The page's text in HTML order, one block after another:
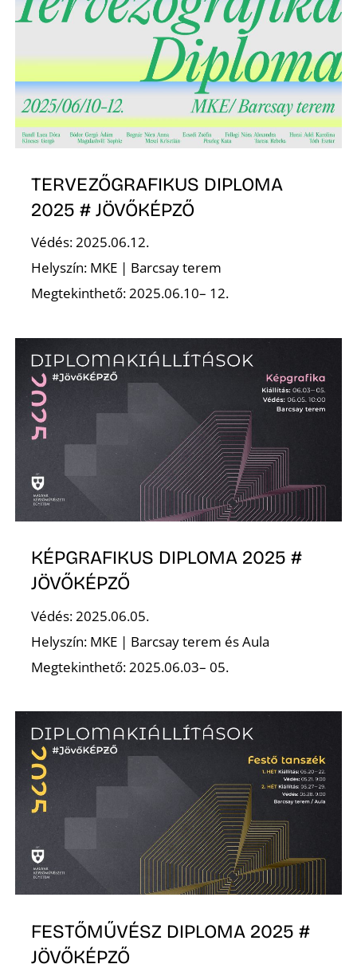
TERVEZŐGRAFIKUS DIPLOMA
2025 # JÖVŐKÉPZŐ
Védés: 2025.06.12.
Helyszín: MKE | Barcsay terem
Megtekinthető: 2025.06.10– 12.
KÉPGRAFIKUS DIPLOMA 2025 #
JÖVŐKÉPZŐ
Védés: 2025.06.05.
Helyszín: MKE | Barcsay terem és Aula
Megtekinthető: 2025.06.03– 05.
FESTŐMŰVÉSZ DIPLOMA 2025 #
JÖVŐKÉPZŐ